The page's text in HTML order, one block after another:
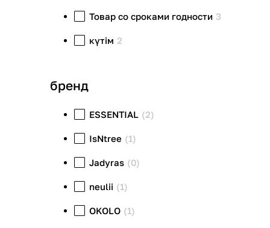
Товар со сроками годности 3
күтім 2
бренд
ESSENTIAL (2)
IsNtree (1)
Jadyras (0)
neulii (1)
OKOLO (1)